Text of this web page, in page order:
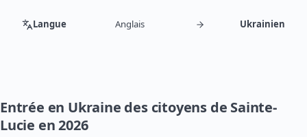
Langue Anglais Ukrainien
Entrée en Ukraine des citoyens de Sainte-
Lucie en 2026